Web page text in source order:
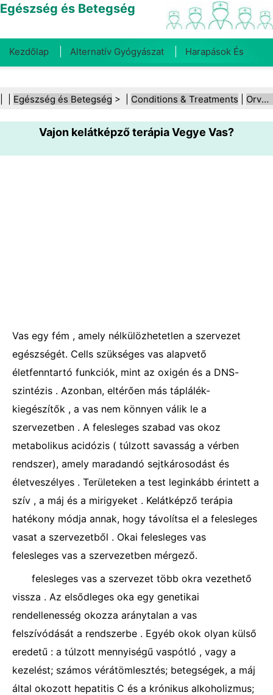
Egészség és Betegség
Kezdőlap Alternatív Gyógyászat Harapások És
Fogegészség Diéta És Táplálkozás Családi
Egészség Egészségügyi Ágazat Mentális Egészség
Közegészségügy És Biztonság Sebészet És
Egészség és Betegség > | Conditions & Treatments Orvosi állapotok
Vajon kelátképző terápia Vegye Vas?
Vas egy fém , amely nélkülözhetetlen a szervezet
egészségét. Cells szükséges vas alapvető
életfenntartó funkciók, mint az oxigén és a DNS-
szintézis . Azonban, eltérően más táplálék-
kiegészítők , a vas nem könnyen válik le a
szervezetben . A felesleges szabad vas okoz
metabolikus acidózis ( túlzott savasság a vérben
rendszer), amely maradandó sejtkárosodást és
életveszélyes . Területeken a test leginkább érintett a
szív , a máj és a mirigyeket . Kelátképző terápia
hatékony módja annak, hogy távolítsa el a felesleges
vasat a szervezetből . Okai felesleges vas
felesleges vas a szervezetben mérgező.
felesleges vas a szervezet több okra vezethető
vissza . Az elsődleges oka egy genetikai
rendellenesség okozza aránytalan a vas
felszívódását a rendszerbe . Egyéb okok olyan külső
eredetű : a túlzott mennyiségű vaspótló , vagy a
kezelést; számos vérátömlesztés; betegségek, a máj
által okozott hepatitis C és a krónikus alkoholizmus;